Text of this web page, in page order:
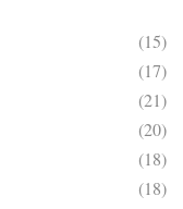
(15)
(17)
(21)
(20)
(18)
(18)